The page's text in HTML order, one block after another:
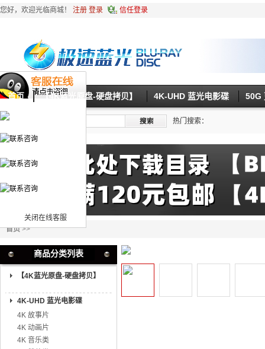
关闭在线客服
您好，欢迎光临商城！ 注册 登录 信任登录
首页 【4K蓝光原盘-硬盘拷贝】 4K-UHD 蓝光电影碟 50G
热门搜索：
首页>>
商品分类列表
【4K蓝光原盘-硬盘拷贝】
4K-UHD 蓝光电影碟
4K 故事片
4K 动画片
4K 音乐类